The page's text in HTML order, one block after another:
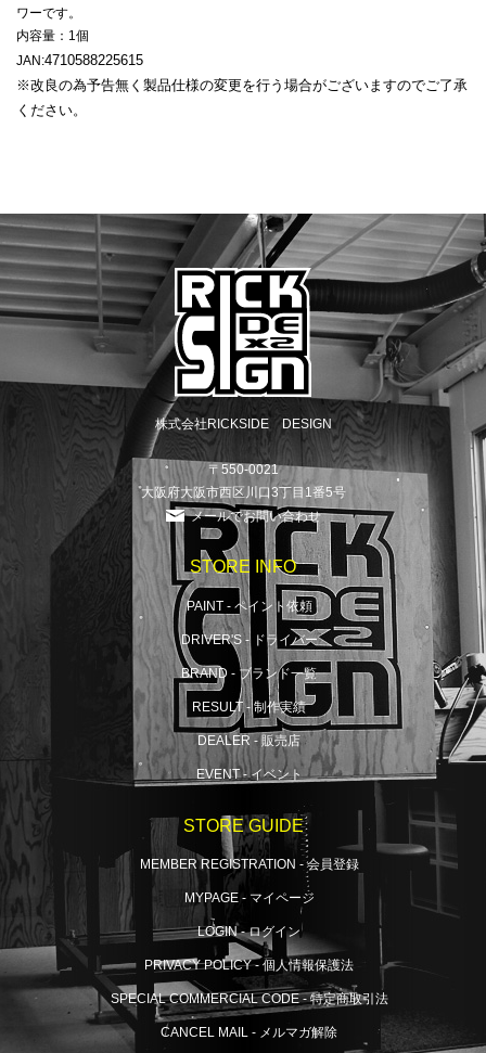
ワーです。
内容量：1個
JAN:4710588225615
※改良の為予告無く製品仕様の変更を行う場合がございますのでご了承
ください。
株式会社RICKSIDE DESIGN
〒550-0021
大阪府大阪市西区川口3丁目1番5号
メールでお問い合わせ
STORE INFO
PAINT - ペイント依頼
DRIVER'S - ドライバー
BRAND - ブランド一覧
RESULT - 制作実績
DEALER - 販売店
EVENT - イベント
STORE GUIDE
MEMBER REGISTRATION - 会員登録
MYPAGE - マイページ
LOGIN - ログイン
PRIVACY POLICY - 個人情報保護法
SPECIAL COMMERCIAL CODE - 特定商取引法
CANCEL MAIL - メルマガ解除